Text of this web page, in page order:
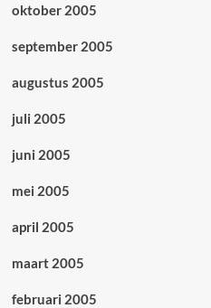
oktober 2005
september 2005
augustus 2005
juli 2005
juni 2005
mei 2005
april 2005
maart 2005
februari 2005